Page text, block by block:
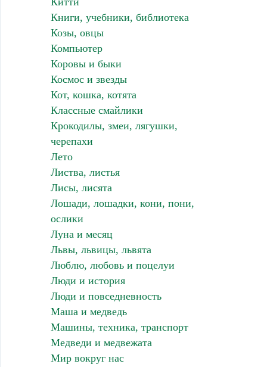
Книги, учебники, библиотека
Козы, овцы
Компьютер
Коровы и быки
Космос и звезды
Кот, кошка, котята
Классные смайлики
Крокодилы, змеи, лягушки,
черепахи
Лето
Листва, листья
Лисы, лисята
Лошади, лошадки, кони, пони,
ослики
Луна и месяц
Львы, львицы, львята
Люблю, любовь и поцелуи
Люди и история
Люди и повседневность
Маша и медведь
Машины, техника, транспорт
Медведи и медвежата
Мир вокруг нас